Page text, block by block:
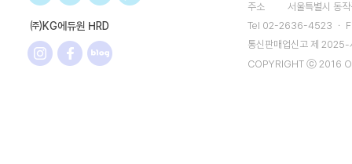
㈜KG에듀원 HRD
주소
서울특별시 동
Tel 02-2636-4523 ㆍ
통신판매업신고 제
COPYRIGHT ⓒ 2016